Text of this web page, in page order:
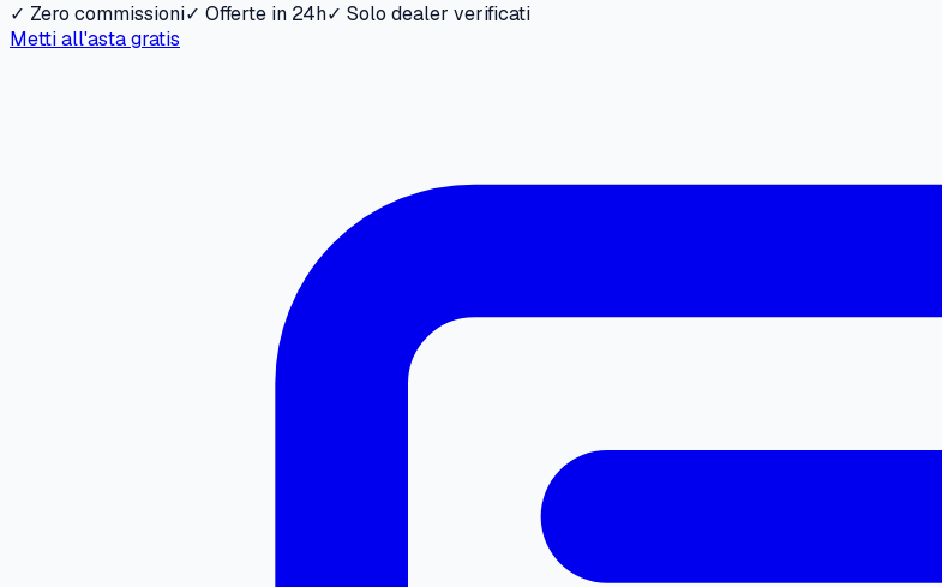
✓ Zero commissioni✓ Offerte in 24h✓ Solo dealer verificati
Metti all'asta gratis